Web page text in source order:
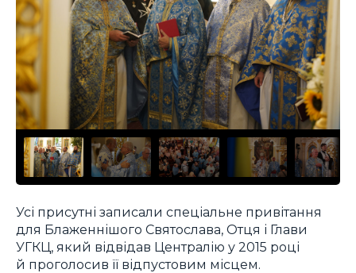
Усі присутні записали спеціальне привітання
для Блаженнішого Святослава, Отця і Глави
УГКЦ, який відвідав Централію у 2015 році
й проголосив її відпустовим місцем.